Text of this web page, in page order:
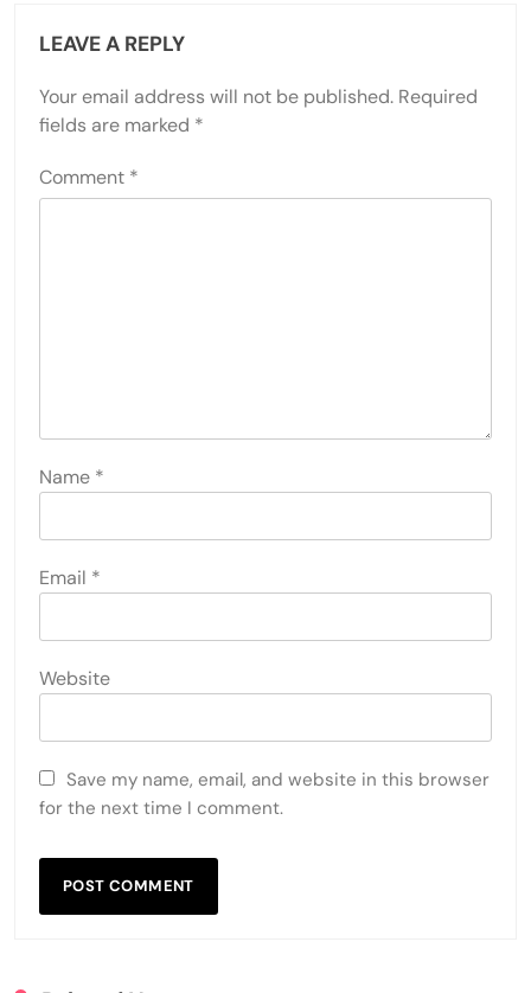
LEAVE A REPLY
Your email address will not be published. Required
fields are marked *
Comment *
Name *
Email *
Website
Save my name, email, and website in this browser
for the next time I comment.